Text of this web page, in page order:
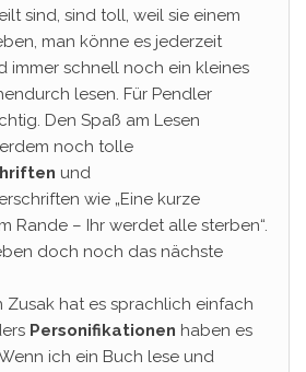
sind, sind toll, weil sie einem
man könne es jederzeit
immer schnell noch ein kleines
lesen. Für Pendler
Den Spaß am Lesen
noch tolle
und
wie „Eine kurze
Rande – Ihr werdet alle sterben“.
doch noch das nächste
Zusak hat es sprachlich einfach
Personifikationen haben es
ich ein Buch lese und